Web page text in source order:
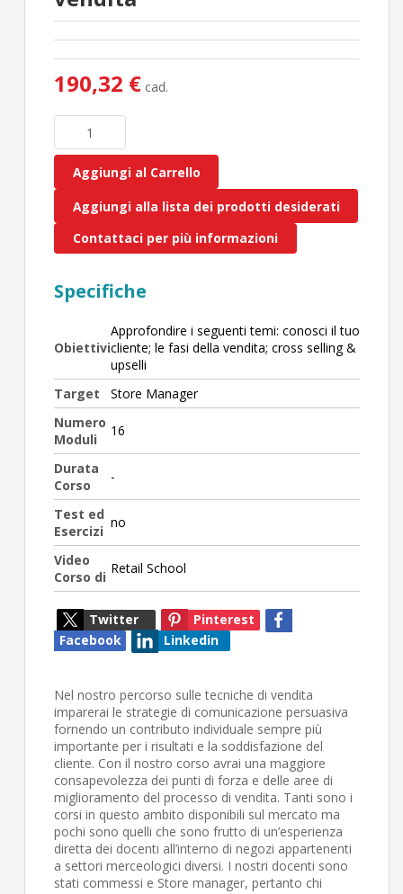
190,32 € cad.
Aggiungi al Carrello
Aggiungi alla lista dei prodotti desiderati
Contattaci per più informazioni
Specifiche
Obiettivi
Approfondire i seguenti temi: conosci il tuo
cliente; le fasi della vendita; cross selling &
upselli
Target
Store Manager
Numero
Moduli
16
Durata
Corso
-
Test ed
Esercizi
no
Video
Corso di
Retail School
Twitter
Pinterest
Facebook
Linkedin
Nel nostro percorso sulle tecniche di vendita
imparerai le strategie di comunicazione persuasiva
fornendo un contributo individuale sempre più
importante per i risultati e la soddisfazione del
cliente. Con il nostro corso avrai una maggiore
consapevolezza dei punti di forza e delle aree di
miglioramento del processo di vendita. Tanti sono i
corsi in questo ambito disponibili sul mercato ma
pochi sono quelli che sono frutto di un’esperienza
diretta dei docenti all’interno di negozi appartenenti
a settori merceologici diversi. I nostri docenti sono
stati commessi e Store manager, pertanto chi